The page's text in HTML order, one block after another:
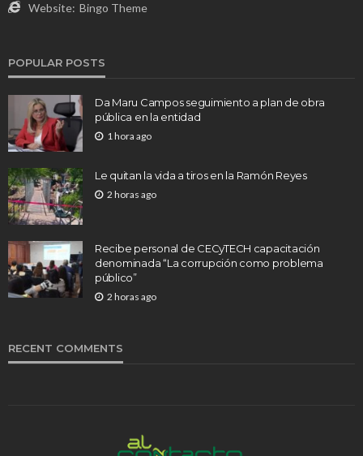
Website: Bingo Theme
POPULAR POSTS
Da Maru Campos seguimiento a plan de obra
pública en la entidad
1 hora ago
Le quitan la vida a tiros en la Ramón Reyes
2 horas ago
Recibe personal de CECyTECH capacitación
denominada “La corrupción como problema
público”
2 horas ago
RECENT COMMENTS